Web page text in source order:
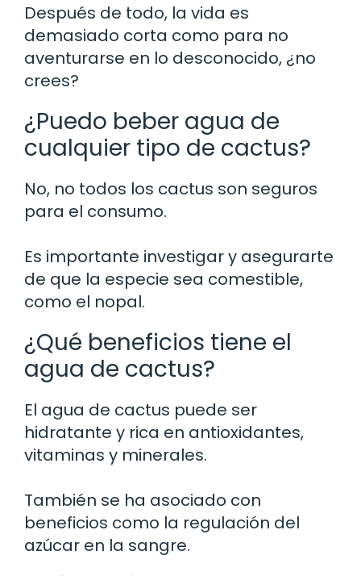
Después de todo, la vida es
demasiado corta como para no
aventurarse en lo desconocido, ¿no
crees?
¿Puedo beber agua de
cualquier tipo de cactus?
No, no todos los cactus son seguros
para el consumo.
Es importante investigar y asegurarte
de que la especie sea comestible,
como el nopal.
¿Qué beneficios tiene el
agua de cactus?
El agua de cactus puede ser
hidratante y rica en antioxidantes,
vitaminas y minerales.
También se ha asociado con
beneficios como la regulación del
azúcar en la sangre.